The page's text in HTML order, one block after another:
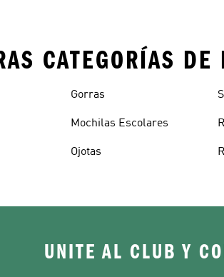
CATEGORÍAS DE
Gorras
Mochilas Escolares
Ojotas
UNITE AL CLUB Y